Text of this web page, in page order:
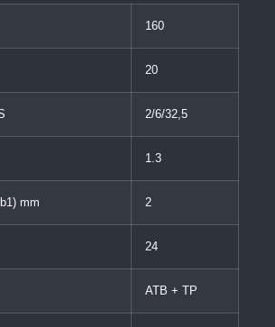
160
20
2/6/32,5
1.3
mm 2
24
ATB + TP